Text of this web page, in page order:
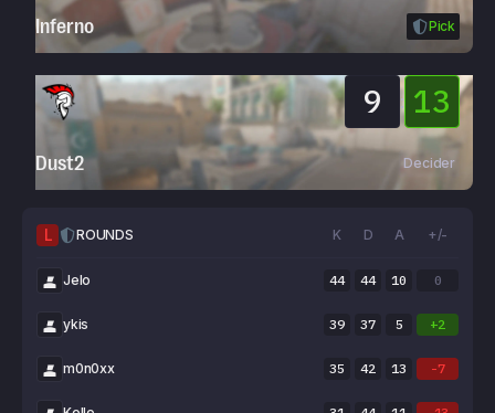
Inferno Pick
9 : 13
Dust2 Decider
L ROUNDS K D A +/-
Jelo 44 44 10 0
ykis 39 37 5 +2
m0n0xx 35 42 13 -7